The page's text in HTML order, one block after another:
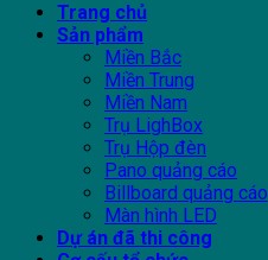
Trang chủ
Sản phẩm
Miền Bắc
Miền Trung
Miền Nam
Trụ LighBox
Trụ Hộp đèn
Pano quảng cáo
Billboard quảng cáo
Màn hình LED
Dự án đã thi công